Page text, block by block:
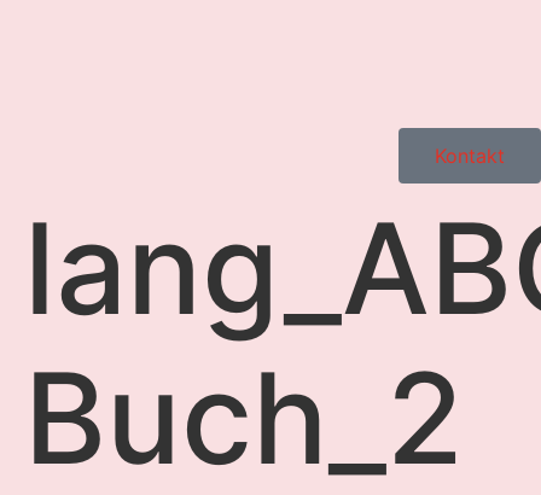
Kontakt
Buch_2